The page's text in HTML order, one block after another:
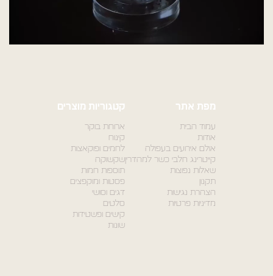
מפת אתר
עמוד הבית
אודות
אולם אירועים בעפולה
קייטרינג חלבי כשר למהדרין
שאלות נפוצות
תקנון
הצהרת נגישות
מדיניות פרטיות
קטגוריות מוצרים
ארוחת בוקר
קינוח
לחמים ופוקאצות
שקשוקה
תוספות חמות
פסטות ומוקפצים
דגים וסושי
סלטים
קישים ופשטידות
שונות